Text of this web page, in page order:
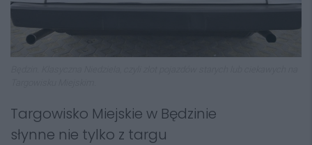
Targowisko Miejskie w Będzinie
słynne nie tylko z targu